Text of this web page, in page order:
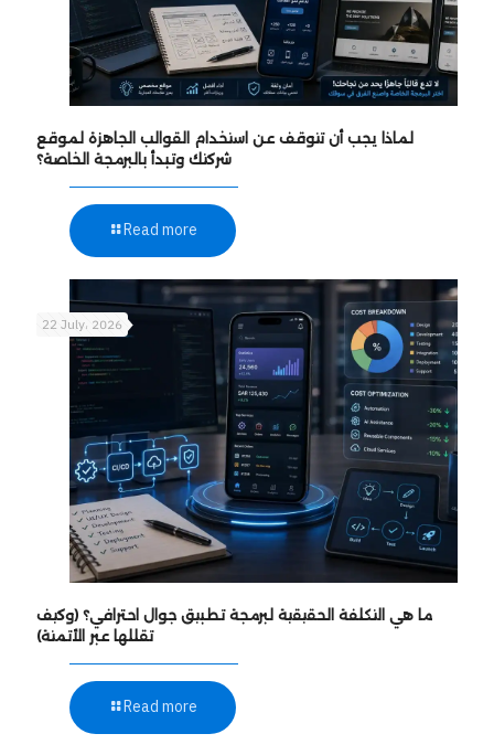
لماذا يجب أن تتوقف عن استخدام القوالب الجاهزة لموقع
شركتك وتبدأ بالبرمجة الخاصة؟
Read more
22 July، 2026
ما هي التكلفة الحقيقية لبرمجة تطبيق جوال احترافي؟ (وكيف
تقللها عبر الأتمتة)
Read more